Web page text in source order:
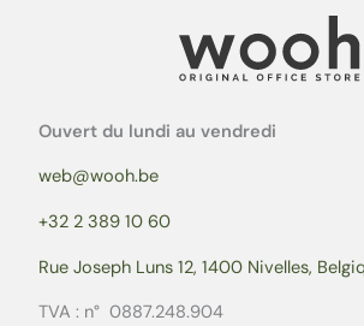
Ouvert du lundi au vendredi
web@wooh.be
+32 2 389 10 60
Rue Joseph Luns 12, 1400 Nivelles,
TVA : n° 0887.248.904